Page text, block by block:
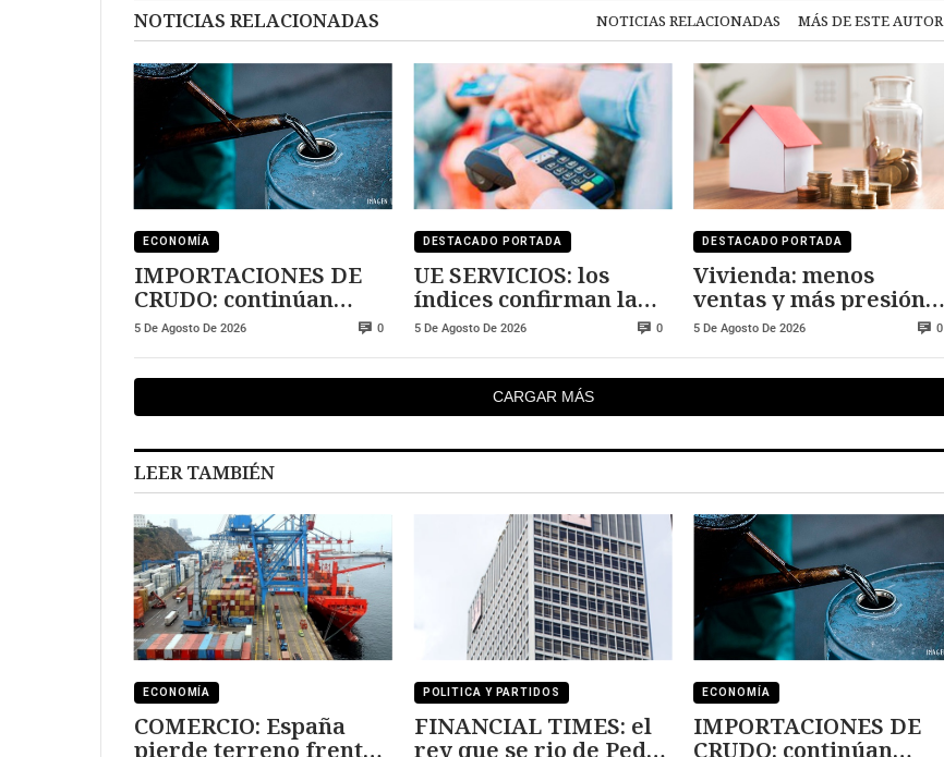
NOTICIAS RELACIONADAS NOTICIAS RELACIONADAS MÁS DE ESTE AUTOR
ECONOMÍA
IMPORTACIONES DE
CRUDO: continúan
creciendo
5 De Agosto De 2026 0
DESTACADO PORTADA
UE SERVICIOS: los
índices confirman la
expansión
5 De Agosto De 2026 0
DESTACADO PORTADA
Vivienda: menos
ventas y más presión
sobre los precios
5 De Agosto De 2026 0
CARGAR MÁS
LEER TAMBIÉN
ECONOMÍA
COMERCIO: España
pierde terreno frente
POLITICA Y PARTIDOS
FINANCIAL TIMES: el
rey que se rio de Pedro
ECONOMÍA
IMPORTACIONES DE
CRUDO: continúan